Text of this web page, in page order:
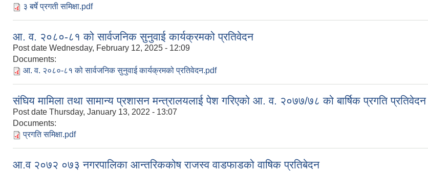
३ बर्षे प्रगती समिक्षा.pdf
आ. व. २०८०-८१ को सार्वजनिक सुनुवाई कार्यक्रमको प्रतिवेदन
Post date Wednesday, February 12, 2025 - 12:09
Documents:
आ. व. २०८०-८१ को सार्वजनिक सुनुवाई कार्यक्रमको प्रतिवेदन.pdf
संघिय मामिला तथा सामान्य प्रशासन मन्त्रालयलाई पेश गरिएको आ. व. २०७७/७८ को बार्षिक प्रगति प्रतिवेदन
Post date Thursday, January 13, 2022 - 13:07
Documents:
प्रगति समिक्षा.pdf
आ.व २०७२ ०७३ नगरपालिका आन्तरिककोष राजस्व वाडफाडको वाषिक प्रतिबेदन